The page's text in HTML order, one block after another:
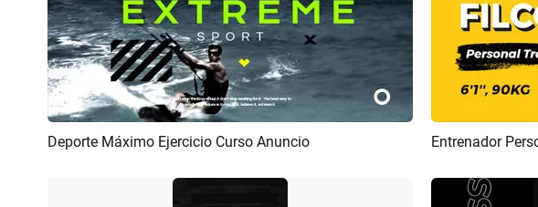
Previsualizar Crear IA
Deporte Máximo Ejercicio Curso Anuncio Entrenador